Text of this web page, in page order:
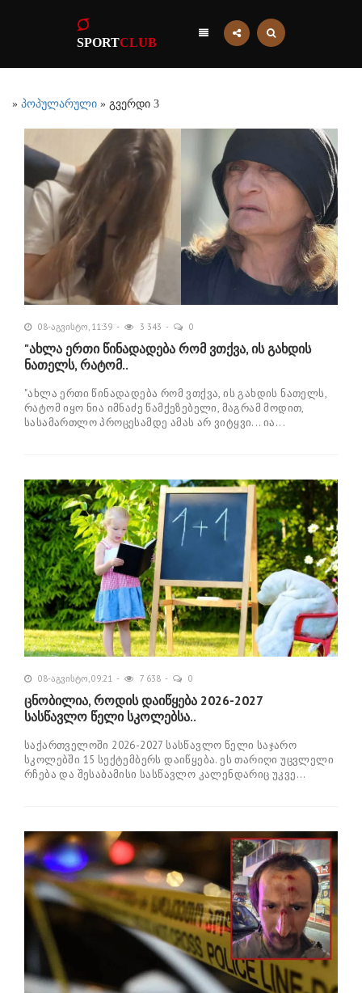
SPORTCLUB
» პოპულარული » გვერდი 3
08-აგვისტო, 11:39 3 343 0
"ახლა ერთი წინადადება რომ ვთქვა, ის გახდის
ნათელს, რატომ..
"ახლა ერთი წინადადება რომ ვთქვა, ის გახდის ნათელს,
რატომ იყო ნია იმნაძე წამქეზებელი, მაგრამ მოდით,
სასამართლო პროცესამდე ამას არ ვიტყვი... ია...
08-აგვისტო, 09:21 7 638 0
ცნობილია, როდის დაიწყება 2026-2027
სასწავლო წელი სკოლებსა..
საქართველოში 2026-2027 სასწავლო წელი საჯარო
სკოლებში 15 სექტემბერს დაიწყება. ეს თარიღი უცვლელი
რჩება და შესაბამისი სასწავლო კალენდარიც უკვე...